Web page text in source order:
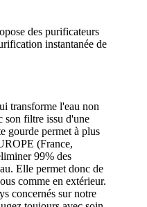
des purificateurs
instantanée de
transforme l'eau non
son filtre issu d'une
gourde permet à plus
(France,
99% des
Elle permet donc de
comme en extérieur.
concernés sur notre